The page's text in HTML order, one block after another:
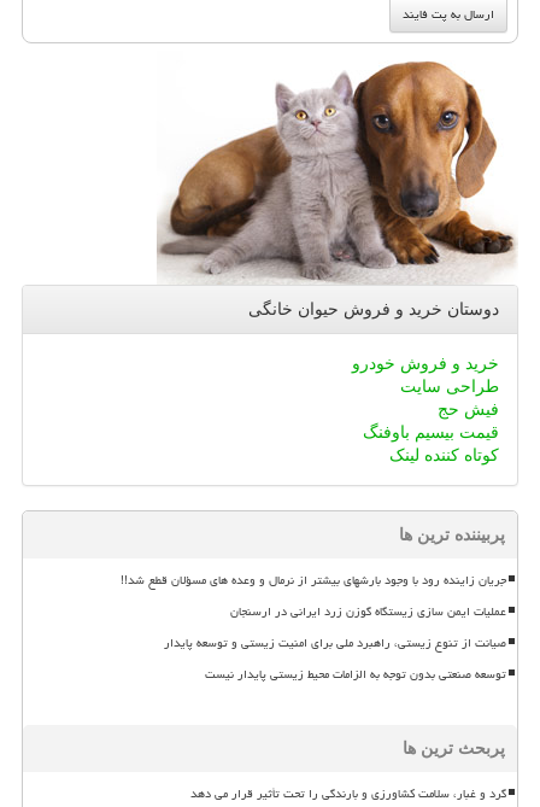
دوستان خرید و فروش حیوان خانگی
خرید و فروش خودرو
طراحی سایت
فیش حج
قیمت بیسیم باوفنگ
کوتاه کننده لینک
پربیننده ترین ها
جریان زاینده رود با وجود بارشهای بیشتر از نرمال و وعده های مسؤلان قطع شد!!
عملیات ایمن سازی زیستگاه گوزن زرد ایرانی در ارسنجان
صیانت از تنوع زیستی، راهبرد ملی برای امنیت زیستی و توسعه پایدار
توسعه صنعتی بدون توجه به الزامات محیط زیستی پایدار نیست
پربحث ترین ها
گرد و غبار، سلامت کشاورزی و بارندگی را تحت تأثیر قرار می دهد